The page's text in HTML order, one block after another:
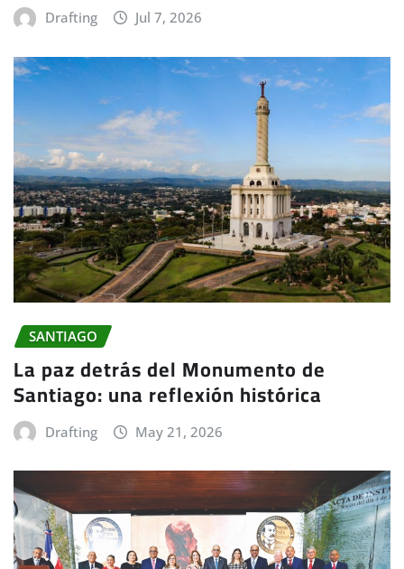
Drafting Jul 7, 2026
SANTIAGO
La paz detrás del Monumento de
Santiago: una reflexión histórica
Drafting May 21, 2026